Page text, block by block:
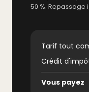
50 %. Repassage
Tarif tout
Crédit
Vous payez